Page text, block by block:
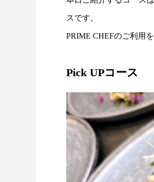
スです。
PRIME CHEFのご利用
Pick UPコース